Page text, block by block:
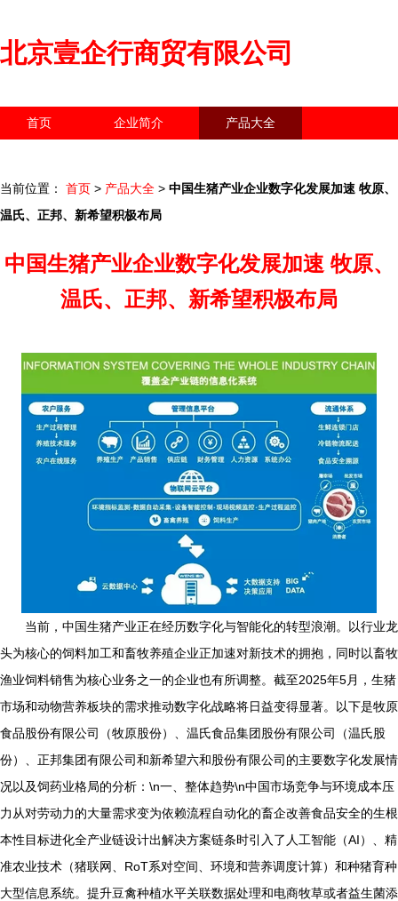
北京壹企行商贸有限公司
首页 企业简介 产品大全
当前位置： 首页 > 产品大全 > 中国生猪产业企业数字化发展加速 牧原、
温氏、正邦、新希望积极布局
中国生猪产业企业数字化发展加速 牧原、
温氏、正邦、新希望积极布局
当前，中国生猪产业正在经历数字化与智能化的转型浪潮。以行业龙
头为核心的饲料加工和畜牧养殖企业正加速对新技术的拥抱，同时以畜牧
渔业饲料销售为核心业务之一的企业也有所调整。截至2025年5月，生猪
市场和动物营养板块的需求推动数字化战略将日益变得显著。以下是牧原
食品股份有限公司（牧原股份）、温氏食品集团股份有限公司（温氏股
份）、正邦集团有限公司和新希望六和股份有限公司的主要数字化发展情
况以及饲药业格局的分析：\n一、整体趋势\n中国市场竞争与环境成本压
力从对劳动力的大量需求变为依赖流程自动化的畜企改善食品安全的生根
本性目标进化全产业链设计出解决方案链条时引入了人工智能（AI）、精
准农业技术（猪联网、RoT系对空间、环境和营养调度计算）和种猪育种
大型信息系统。提升豆禽种植水平关联数据处理和电商牧草或者益生菌添